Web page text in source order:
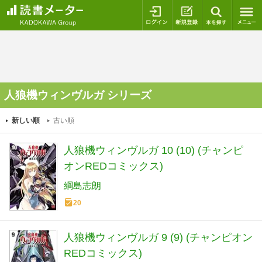
ログイン 新規登録
人狼機ウィンヴルガ シリーズ
新しい順 古い順
人狼機ウィンヴルガ 10 (10) (チャンピ
オンREDコミックス)
綱島志朗
20
人狼機ウィンヴルガ 9 (9) (チャンピオン
REDコミックス)